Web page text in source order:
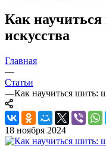
Как
искусства
Главная
—
Статьи
—Как научиться шить:
18 ноября 2024